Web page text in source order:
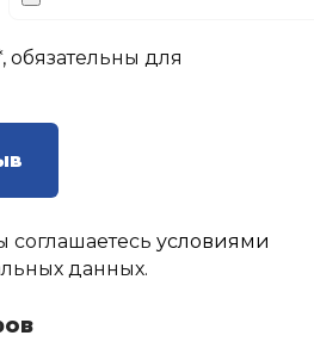
обязательны для
соглашаетесьусловиями
данных.